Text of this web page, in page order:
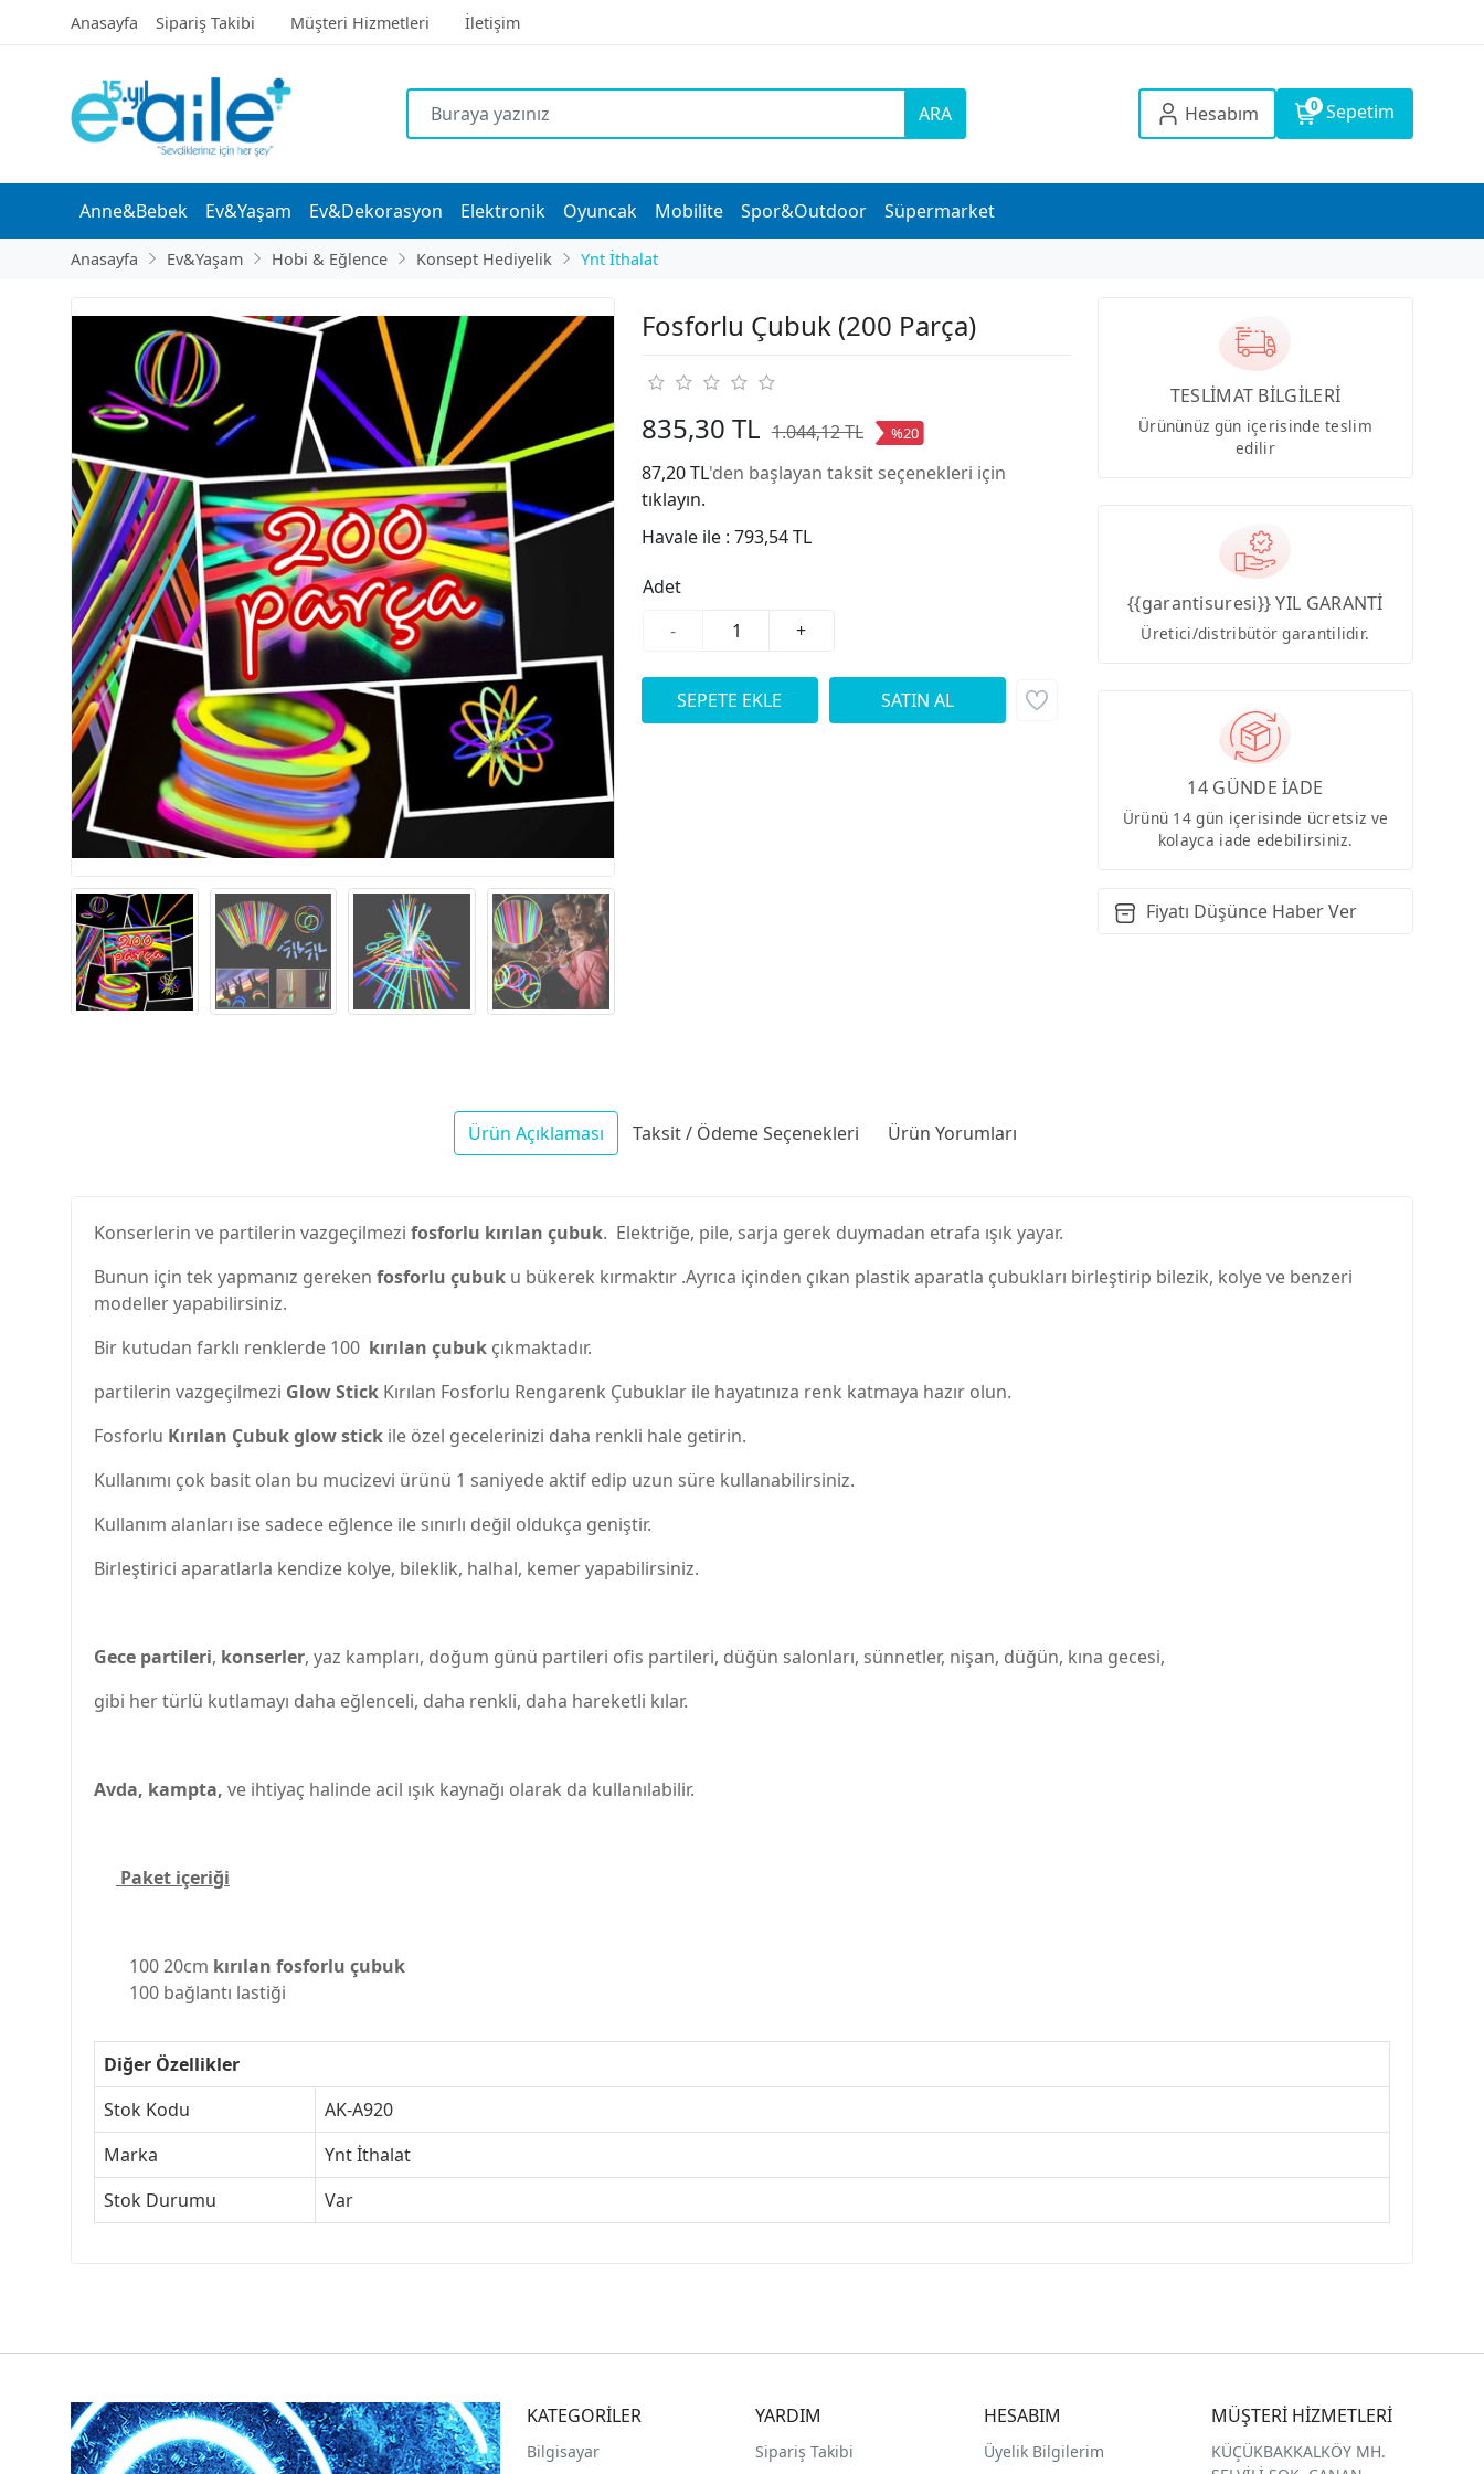
Anasayfa Sipariş Takibi Müşteri Hizmetleri İletişim
ARA Hesabım 0 Sepetim
Anne&Bebek Ev&Yaşam Ev&Dekorasyon Elektronik Oyuncak Mobilite Spor&Outdoor Süpermarket
Anasayfa Ev&Yaşam Hobi & Eğlence Konsept Hediyelik Ynt İthalat
Fosforlu Çubuk (200 Parça)
835,30 TL 1.044,12 TL %20
87,20 TL'den başlayan taksit seçenekleri için
tıklayın.
Havale ile : 793,54 TL
Adet
-
+
TESLİMAT BİLGİLERİ
Ürününüz gün içerisinde teslim
edilir
{{garantisuresi}} YIL GARANTİ
Üretici/distribütör garantilidir.
14 GÜNDE İADE
Ürünü 14 gün içerisinde ücretsiz ve
kolayca iade edebilirsiniz.
Fiyatı Düşünce Haber Ver
Ürün Açıklaması Taksit / Ödeme Seçenekleri Ürün Yorumları
Konserlerin ve partilerin vazgeçilmezi fosforlu kırılan çubuk. Elektriğe, pile, sarja gerek duymadan etrafa ışık yayar.
Bunun için tek yapmanız gereken fosforlu çubuk u bükerek kırmaktır .Ayrıca içinden çıkan plastik aparatla çubukları birleştirip bilezik, kolye ve benzeri
modeller yapabilirsiniz.
Bir kutudan farklı renklerde 100 kırılan çubuk çıkmaktadır.
partilerin vazgeçilmezi Glow Stick Kırılan Fosforlu Rengarenk Çubuklar ile hayatınıza renk katmaya hazır olun.
Fosforlu Kırılan Çubuk glow stick ile özel gecelerinizi daha renkli hale getirin.
Kullanımı çok basit olan bu mucizevi ürünü 1 saniyede aktif edip uzun süre kullanabilirsiniz.
Kullanım alanları ise sadece eğlence ile sınırlı değil oldukça geniştir.
Birleştirici aparatlarla kendize kolye, bileklik, halhal, kemer yapabilirsiniz.
Gece partileri, konserler, yaz kampları, doğum günü partileri ofis partileri, düğün salonları, sünnetler, nişan, düğün, kına gecesi,
gibi her türlü kutlamayı daha eğlenceli, daha renkli, daha hareketli kılar.
Avda, kampta, ve ihtiyaç halinde acil ışık kaynağı olarak da kullanılabilir.
Paket içeriği
100 20cm kırılan fosforlu çubuk
100 bağlantı lastiği
Diğer Özellikler
Stok Kodu
AK-A920
Marka
Ynt İthalat
Stok Durumu
Var
KATEGORİLER
Bilgisayar
YARDIM
Sipariş Takibi
HESABIM
Üyelik Bilgilerim
MÜŞTERİ HİZMETLERİ
KÜÇÜKBAKKALKÖY MH.